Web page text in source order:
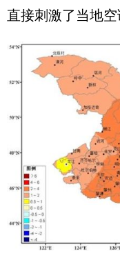
直接刺激了当地空